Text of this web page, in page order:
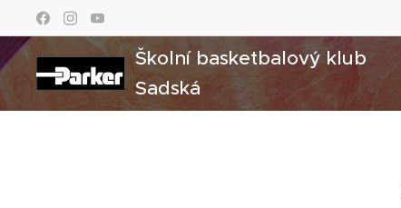
Školní basketbalový klub
Sadská